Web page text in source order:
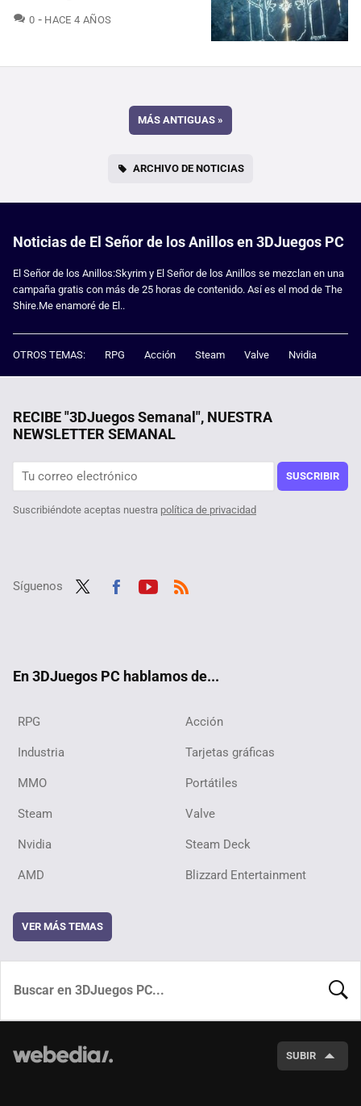
0 COMENTARIOS
HACE 4 AÑOS
MÁS ANTIGUAS »
ARCHIVO DE NOTICIAS
Noticias de El Señor de los Anillos en 3DJuegos PC
El Señor de los Anillos:Skyrim y El Señor de los Anillos se mezclan en una
campaña gratis con más de 25 horas de contenido. Así es el mod de The
Shire.Me enamoré de El..
OTROS TEMAS: RPG Acción Steam Valve Nvidia
RECIBE "3DJuegos Semanal", NUESTRA
NEWSLETTER SEMANAL
SUSCRIBIR
Suscribiéndote aceptas nuestra política de privacidad
Síguenos
En 3DJuegos PC hablamos de...
RPG Acción
Industria Tarjetas gráficas
MMO Portátiles
Steam Valve
Nvidia Steam Deck
AMD Blizzard Entertainment
VER MÁS TEMAS
SUBIR